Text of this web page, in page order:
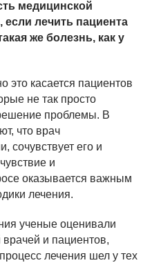
медицинской
лечить пациента
же болезнь, как у
это касается пациентов
не так просто
проблемы. В
что врач
сочувствует его и
и
оказывается важным
лечения.
ученые оценивали
и пациентов,
лечения шел у тех